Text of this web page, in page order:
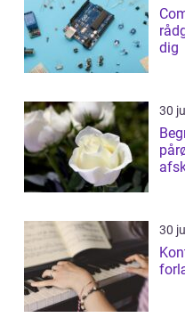
dig
30
30